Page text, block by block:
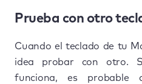
Prueba con otro
Cuando el teclado de tu
idea probar con otro.
funciona, es probable